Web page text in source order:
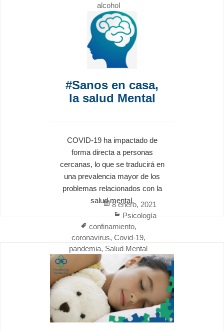
alcohol
#Sanos en casa,
la salud Mental
COVID-19 ha impactado de
forma directa a personas
cercanas, lo que se traducirá en
una prevalencia mayor de los
problemas relacionados con la
salud mental.
Posted
on
8 enero, 2021
Categories
Psicología
Tags
confinamiento,
coronavirus, Covid-19,
pandemia, Salud Mental